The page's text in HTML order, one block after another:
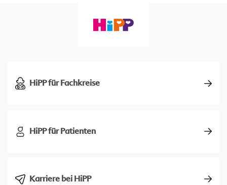
HiPP für Fachkreise
HiPP für Patienten
Karriere bei HiPP